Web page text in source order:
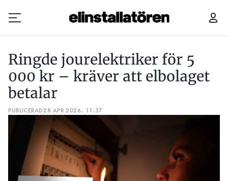
Prenumerera
Hantera prenumeration
Lediga jobb
Annonsera
Läs E-tidningen
Ringde jourelektriker för 5
000 kr – kräver att elbolaget
betalar
PUBLICERAD28 APR 2026, 11:37